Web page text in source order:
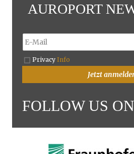
AUROPORT
Privacy Info
Jetzt
FOLLOW US